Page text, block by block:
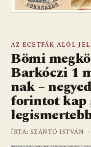
AZ ECETFÁK ALÓL
Bömi
Barkóczi 1
nak –
forintot kap
ÍRTA: SZÁNTÓ ISTVÁN